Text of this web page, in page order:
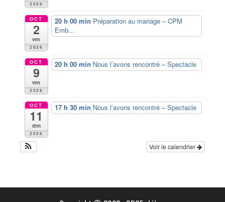
2026
OCT
2
ven
2026
20 h 00 min Préparation au mariage – CPM
Emb...
OCT
9
ven
2026
20 h 00 min Nous l’avons rencontré – Spectacle
OCT
11
dim
2026
17 h 30 min Nous l’avons rencontré – Spectacle
Voir le calendrier